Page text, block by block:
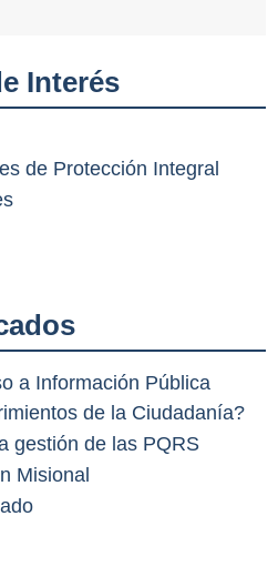
Interés
de Protección Integral
a Información Pública
de la Ciudadanía?
gestión de las PQRS
Misional